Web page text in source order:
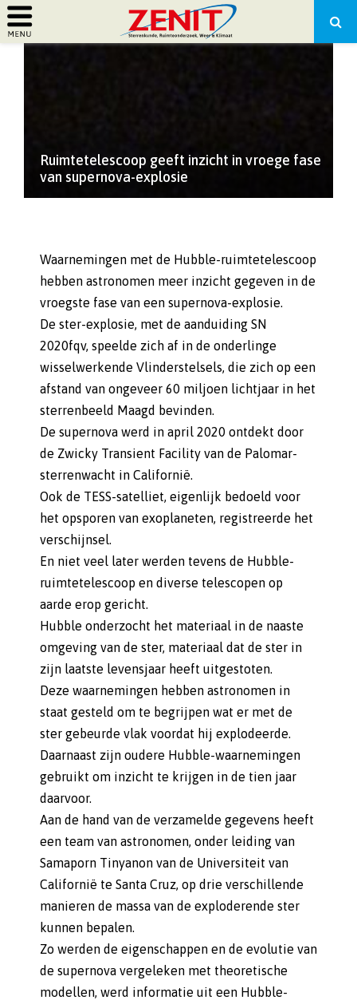
PRIMARY
Ruimtetelescoop geeft inzicht in vroege fase
van supernova-explosie
Waarnemingen met de Hubble-ruimtetelescoop
hebben astronomen meer inzicht gegeven in de
vroegste fase van een supernova-explosie.
De ster-explosie, met de aanduiding SN
2020fqv, speelde zich af in de onderlinge
wisselwerkende Vlinderstelsels, die zich op een
afstand van ongeveer 60 miljoen lichtjaar in het
sterrenbeeld Maagd bevinden.
De supernova werd in april 2020 ontdekt door
de Zwicky Transient Facility van de Palomar-
sterrenwacht in Californië.
Ook de TESS-satelliet, eigenlijk bedoeld voor
het opsporen van exoplaneten, registreerde het
verschijnsel.
En niet veel later werden tevens de Hubble-
ruimtetelescoop en diverse telescopen op
aarde erop gericht.
Hubble onderzocht het materiaal in de naaste
omgeving van de ster, materiaal dat de ster in
zijn laatste levensjaar heeft uitgestoten.
Deze waarnemingen hebben astronomen in
staat gesteld om te begrijpen wat er met de
ster gebeurde vlak voordat hij explodeerde.
Daarnaast zijn oudere Hubble-waarnemingen
gebruikt om inzicht te krijgen in de tien jaar
daarvoor.
Aan de hand van de verzamelde gegevens heeft
een team van astronomen, onder leiding van
Samaporn Tinyanon van de Universiteit van
Californië te Santa Cruz, op drie verschillende
manieren de massa van de exploderende ster
kunnen bepalen.
Zo werden de eigenschappen en de evolutie van
de supernova vergeleken met theoretische
modellen, werd informatie uit een Hubble-